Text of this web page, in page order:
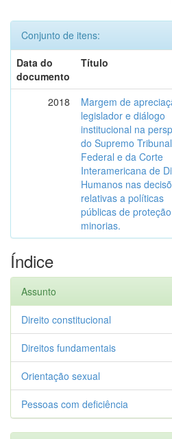
Conjunto de itens:
Data do
documento
Título
2018
Margem de
legislador e diálogo
institucional na
do Supremo Tribunal
Federal e da Corte
Interamericana de
Humanos nas
relativas a políticas
públicas de
minorias.
Índice
Assunto
Direito constitucional
Direitos fundamentais
Orientação sexual
Pessoas com deficiência